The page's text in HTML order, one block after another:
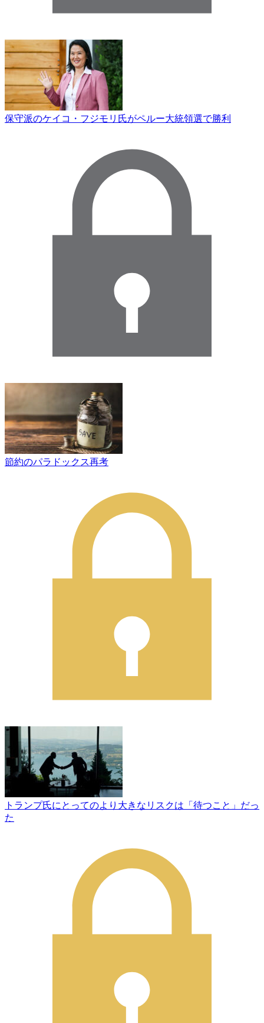
保守派のケイコ・フジモリ氏がペルー大統領選で勝利
節約のパラドックス再考
トランプ氏にとってのより大きなリスクは「待つこと」だっ
た